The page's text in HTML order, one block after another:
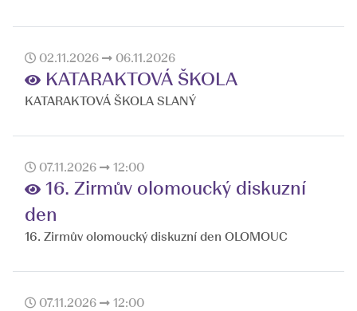
02.11.2026 06.11.2026
KATARAKTOVÁ ŠKOLA
KATARAKTOVÁ ŠKOLA SLANÝ
07.11.2026 12:00
16. Zirmův olomoucký diskuzní
den
16. Zirmův olomoucký diskuzní den OLOMOUC
07.11.2026 12:00